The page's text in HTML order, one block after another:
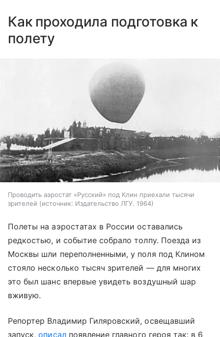
Как проходила подготовка к
полету
Проводить аэростат «Русский» под Клин приехали тысячи
зрителей
источник: Издательство ЛГУ. 1964
Полеты на аэростатах в России оставались
редкостью, и событие собрало толпу. Поезда из
Москвы шли переполненными, у поля под Клином
стояло несколько тысяч зрителей — для многих
это был шанс впервые увидеть воздушный шар
вживую.
Репортер Владимир Гиляровский, освещавший
запуск,описалпоявление главного героя так: в 6